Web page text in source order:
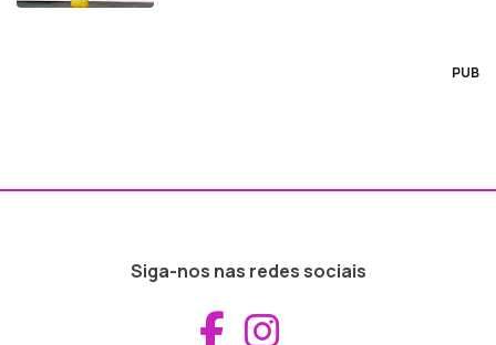
PUB
Siga-nos nas redes sociais
Aceder ao